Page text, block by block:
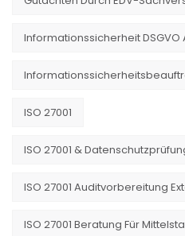
Informationssicherheit
ISO 27001
ISO 27001 &
ISO 27001 Auditvorbereitung
ISO 27001 Beratung Für